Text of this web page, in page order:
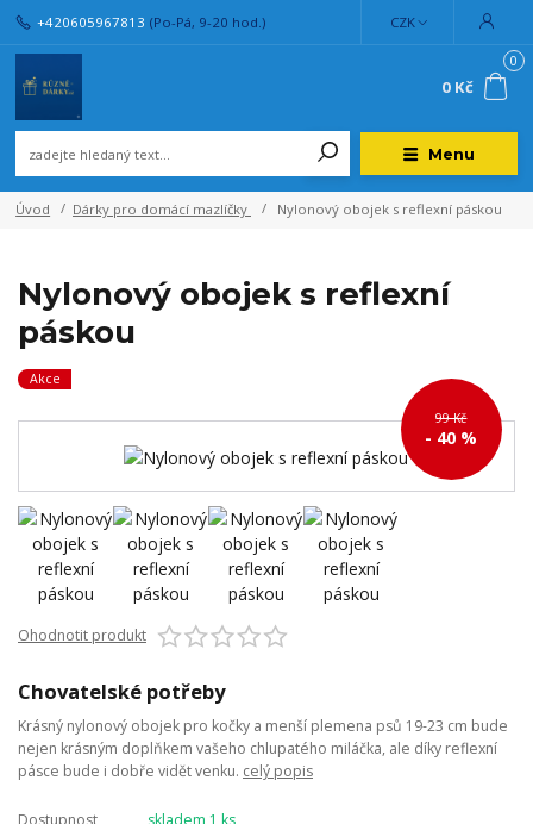
Menu
CZK
+420605967813 (Po-Pá, 9-20 hod.)
0
0 Kč
Úvod Dárky pro domácí mazlíčky Nylonový obojek s reflexní páskou
Nylonový obojek s reflexní
páskou
Akce
99 Kč
- 40 %
Ohodnotit produkt
Chovatelské potřeby
Krásný nylonový obojek pro kočky a menší plemena psů 19-23 cm bude
nejen krásným doplňkem vašeho chlupatého miláčka, ale díky reflexní
pásce bude i dobře vidět venku. celý popis
Dostupnost
skladem 1 ks